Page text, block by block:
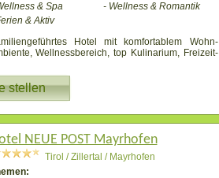
& Spa
- Wellness & Romantik
& Aktiv
Hotel mit komfortablem Wohn-
Wellnessbereich, top Kulinarium, Freizeit-
stellen
NEUE POST Mayrhofen
Tirol / Zillertal / Mayrhofen